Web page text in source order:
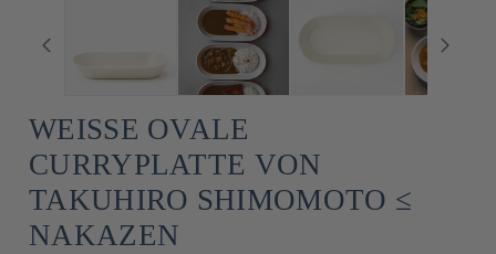
WEISSE OVALE C
URRYPLATTE VON T
AKUHIRO SHIMOMOTO ≤ N
AKAZEN